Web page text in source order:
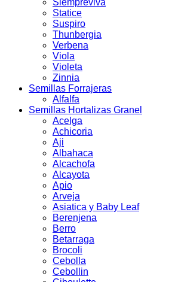
Siempreviva
Statice
Suspiro
Thunbergia
Verbena
Viola
Violeta
Zinnia
Semillas Forrajeras
Alfalfa
Semillas Hortalizas Granel
Acelga
Achicoria
Aji
Albahaca
Alcachofa
Alcayota
Apio
Arveja
Asiatica y Baby Leaf
Berenjena
Berro
Betarraga
Brocoli
Cebolla
Cebollin